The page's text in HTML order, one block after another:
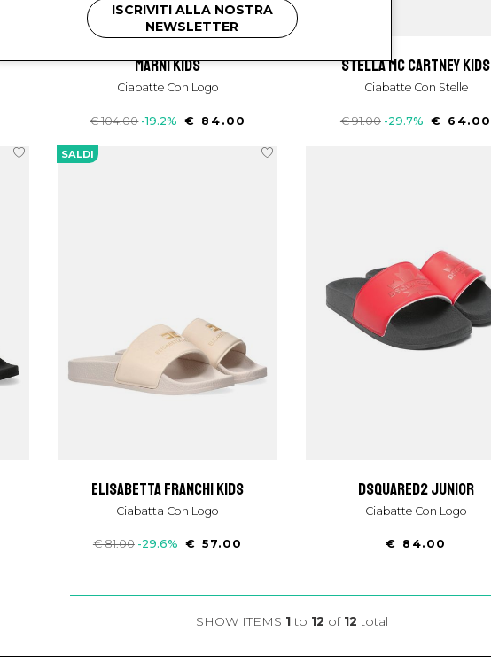
marni kids
Ciabatte Con Logo
€ 104.00 -19.2% € 84.00
stella mc cartney kids
Ciabatte Con Stelle
€ 91.00 -29.7% € 64.00
SALDI
elisabetta franchi kids
Ciabatta Con Logo
€ 81.00 -29.6% € 57.00
dsquared2 junior
Ciabatte Con Logo
€ 84.00
SHOW ITEMS 1to 12 of 12 total
ISCRIVITI ALLA NOSTRA
NEWSLETTER